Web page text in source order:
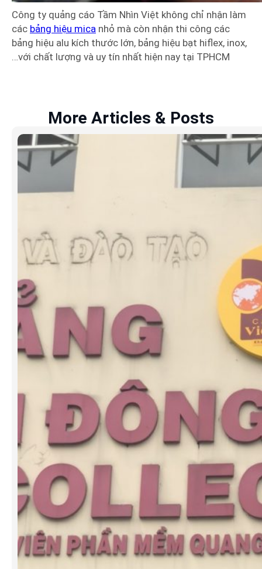
Công ty quảng cáo Tầm Nhìn Việt không chỉ nhận làm
các bảng hiệu mica nhỏ mà còn nhận thi công các
bảng hiệu alu kích thước lớn, bảng hiệu bạt hiflex, inox,
…với chất lượng và uy tín nhất hiện nay tại TPHCM
More Articles & Posts